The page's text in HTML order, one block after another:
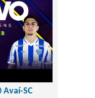
Avaí-SC